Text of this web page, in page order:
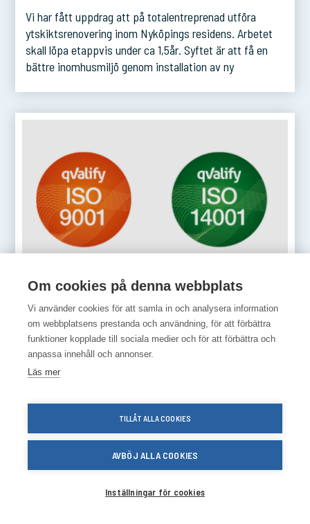
Vi har fått uppdrag att på totalentreprenad utföra
ytskiktsrenovering inom Nyköpings residens. Arbetet
skall löpa etappvis under ca 1,5år. Syftet är att få en
bättre inomhusmiljö genom installation av ny
arbeten sker med hänsyn taget till byggnadens
Certifikat ISO 9001:2015 och
ISO 14001:2015
Nyvest kan stolt informera att vi nu är certifierade
Om cookies på denna webbplats
Vi använder cookies för att samla in och analysera information
om webbplatsens prestanda och användning, för att förbättra
funktioner kopplade till sociala medier och för att förbättra och
anpassa innehåll och annonser.
Läs mer
TILLÅT ALLA COOKIES
AVBÖJ ALLA COOKIES
Inställningar för cookies